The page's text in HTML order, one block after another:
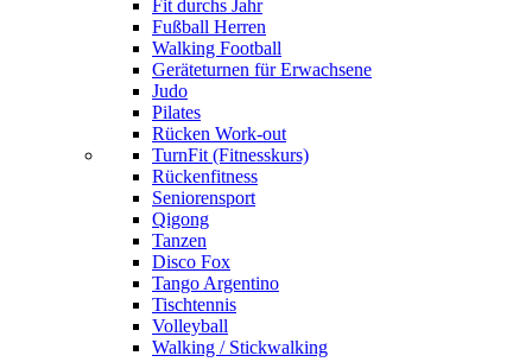
Fit durchs Jahr
Fußball Herren
Walking Football
Geräteturnen für Erwachsene
Judo
Pilates
Rücken Work-out
TurnFit (Fitnesskurs)
Rückenfitness
Seniorensport
Qigong
Tanzen
Disco Fox
Tango Argentino
Tischtennis
Volleyball
Walking / Stickwalking